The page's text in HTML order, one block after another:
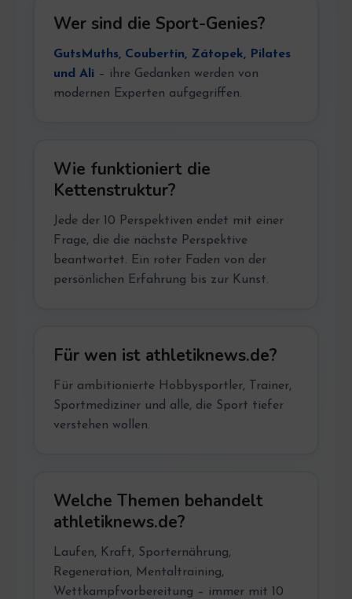
Wer sind die Sport-Genies?
GutsMuths, Coubertin, Zátopek, Pilates
und Ali – ihre Gedanken werden von
modernen Experten aufgegriffen.
Wie funktioniert die
Kettenstruktur?
Jede der 10 Perspektiven endet mit einer
Frage, die die nächste Perspektive
beantwortet. Ein roter Faden von der
persönlichen Erfahrung bis zur Kunst.
Für wen ist athletiknews.de?
Für ambitionierte Hobbysportler, Trainer,
Sportmediziner und alle, die Sport tiefer
verstehen wollen.
Welche Themen behandelt
athletiknews.de?
Laufen, Kraft, Sporternährung,
Regeneration, Mentaltraining,
Wettkampfvorbereitung – immer mit 10